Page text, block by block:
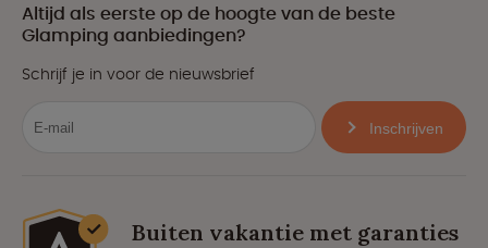
Altijd als eerste op de hoogte van de beste
Glamping aanbiedingen?
Schrijf je in voor de nieuwsbrief
Inschrijven
Buiten vakantie met garanties